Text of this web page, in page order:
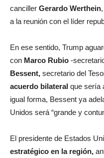
canciller Gerardo Werthein
a la reunión con el líder
En ese sentido, Trump
con Marco Rubio -
Bessent, secretario del
acuerdo bilateral que sería
igual forma, Bessent ya
Unidos será “grande y
El presidente de Estados
estratégico en la región,